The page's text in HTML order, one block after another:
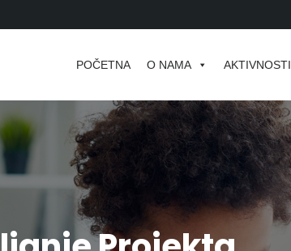
POČETNA O NAMA AKTIVNOSTI